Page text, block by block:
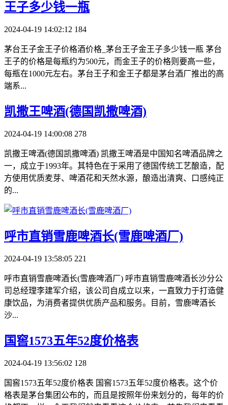
王子多少钱一瓶
2024-04-19 14:02:12 184
茅台王子金王子价格酒价格_茅台王子金王子多少钱一瓶 茅台
王子的价格是每瓶约为500元，而金王子的价格则要高一些，
每瓶在1000元左右。茅台王子和金王子都是茅台酒厂推出的高
端系...
​凯撒王啤酒(德国凯撒啤酒)
2024-04-19 14:00:08 278
凯撒王啤酒(德国凯撒啤酒) 凯撒王啤酒是中国知名啤酒品牌之
一，成立于1993年。其特色在于采用了德国传统工艺酿造，配
方使用优质麦芽、啤酒花和天然水源，酿造出清爽、口感纯正
的...
​呼市直销雪鹿啤酒长(雪鹿啤酒厂)
2024-04-19 13:58:05 221
呼市直销雪鹿啤酒长(雪鹿啤酒厂) 呼市直销雪鹿啤酒长沙分公
司总经理李建军介绍，该公司自成立以来，一直致力于打造健
康饮品，为消费者提供优质产品和服务。目前，雪鹿啤酒长
沙...
​国窖1573五年52度价格表
2024-04-19 13:56:02 128
国窖1573五年52度价格表 国窖1573五年52度价格表。这个价
格表是茅台集团公布的，而且是按照年份来划分的，每年的价